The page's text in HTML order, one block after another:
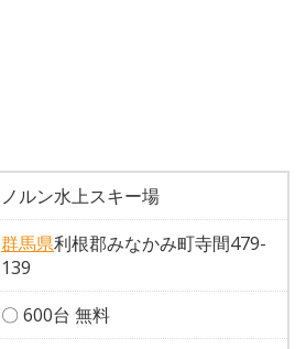
ノルン水上スキー場
群馬県利根郡みなかみ町寺間479-
139
〇 600台 無料